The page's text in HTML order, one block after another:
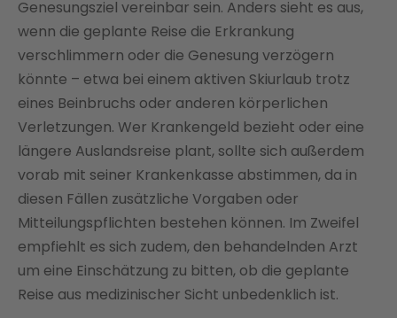
Genesungsziel vereinbar sein. Anders sieht es aus,
wenn die geplante Reise die Erkrankung
verschlimmern oder die Genesung verzögern
könnte – etwa bei einem aktiven Skiurlaub trotz
eines Beinbruchs oder anderen körperlichen
Verletzungen. Wer Krankengeld bezieht oder eine
längere Auslandsreise plant, sollte sich außerdem
vorab mit seiner Krankenkasse abstimmen, da in
diesen Fällen zusätzliche Vorgaben oder
Mitteilungspflichten bestehen können. Im Zweifel
empfiehlt es sich zudem, den behandelnden Arzt
um eine Einschätzung zu bitten, ob die geplante
Reise aus medizinischer Sicht unbedenklich ist.